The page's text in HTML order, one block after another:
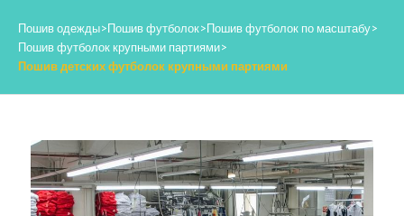
Пошив одежды>Пошив футболок>Пошив футболок по масштабу>
Пошив футболок крупными партиями>
Пошив детских футболок крупными партиями